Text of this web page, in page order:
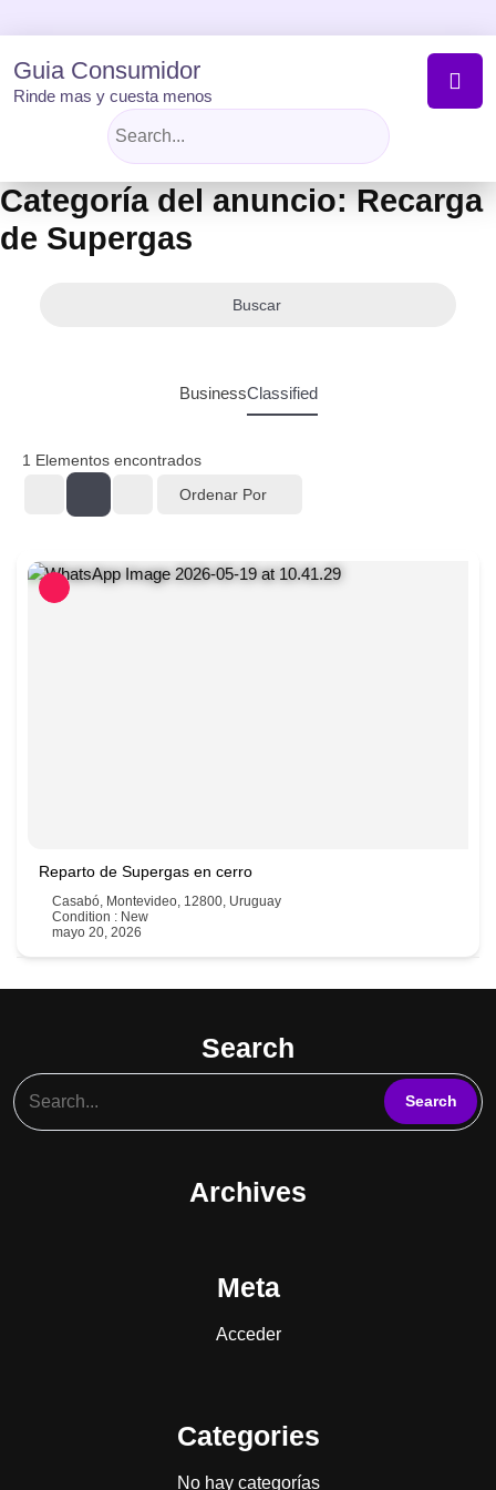
to
content
Guia Consumidor
Rinde mas y cuesta menos
Categoría del anuncio:Recarga
de Supergas
Buscar
BusinessClassified
1 Elementos encontrados
Ordenar Por
Reparto de Supergas en cerro
Casabó, Montevideo, 12800, Uruguay
Condition : New
mayo 20, 2026
Search
Archives
Meta
Acceder
Categories
No hay categorías